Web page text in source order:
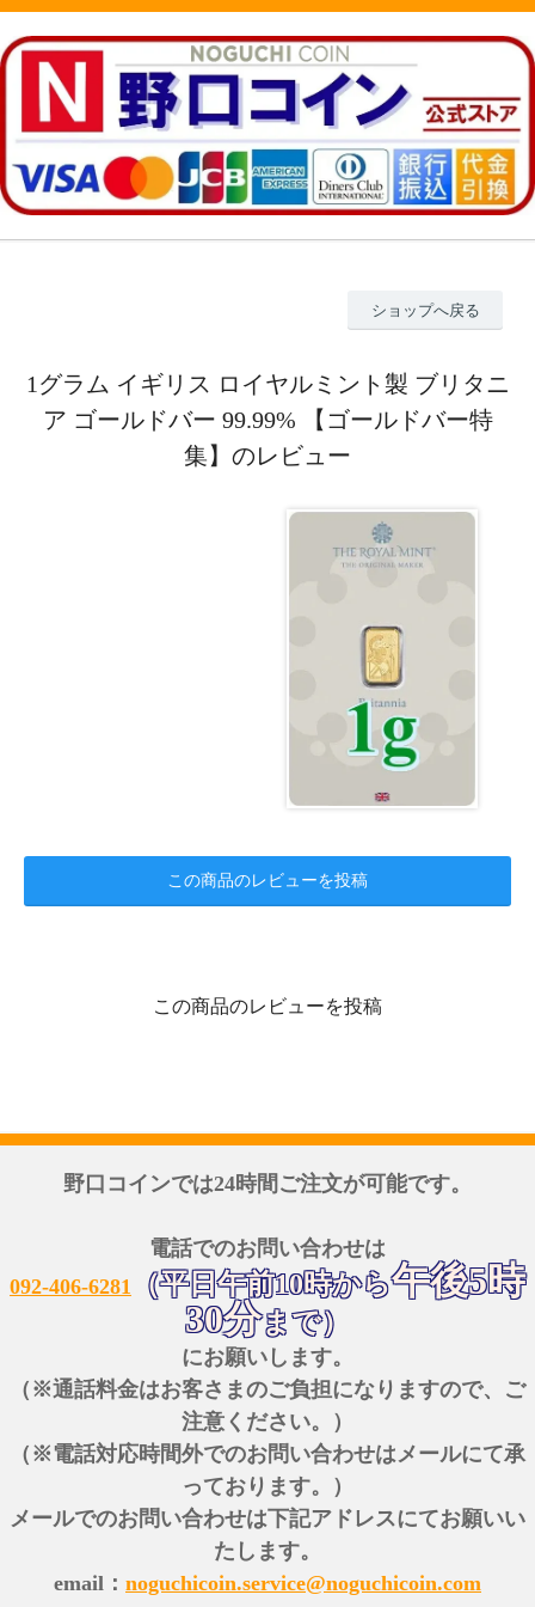
ショップへ戻る
1グラム イギリス ロイヤルミント製 ブリタニ
ア ゴールドバー 99.99% 【ゴールドバー特
集】のレビュー
この商品のレビューを投稿
この商品のレビューを投稿
野口コインでは24時間ご注文が可能です。
電話でのお問い合わせは
092-406-6281
（平日午前10時から午後5時
30分まで）
にお願いします。
（※通話料金はお客さまのご負担になりますので、ご
注意ください。）
（※電話対応時間外でのお問い合わせはメールにて承
っております。）
メールでのお問い合わせは下記アドレスにてお願いい
たします。
email： noguchicoin.service@noguchicoin.com